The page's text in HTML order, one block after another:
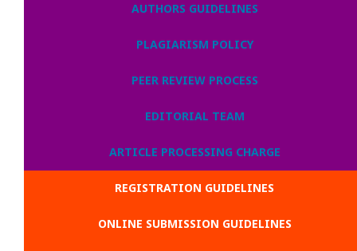
AUTHORS GUIDELINES
PLAGIARISM POLICY
PEER REVIEW PROCESS
EDITORIAL TEAM
ARTICLE PROCESSING CHARGE
REGISTRATION GUIDELINES
ONLINE SUBMISSION GUIDELINES